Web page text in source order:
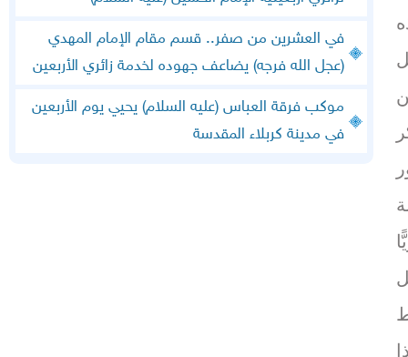
في العشرين من صفر.. قسم مقام الإمام المهدي
(عجل الله فرجه) يضاعف جهوده لخدمة زائري الأربعين
موكب فرقة العباس (عليه السلام) يحيي يوم الأربعين
في مدينة كربلاء المقدسة